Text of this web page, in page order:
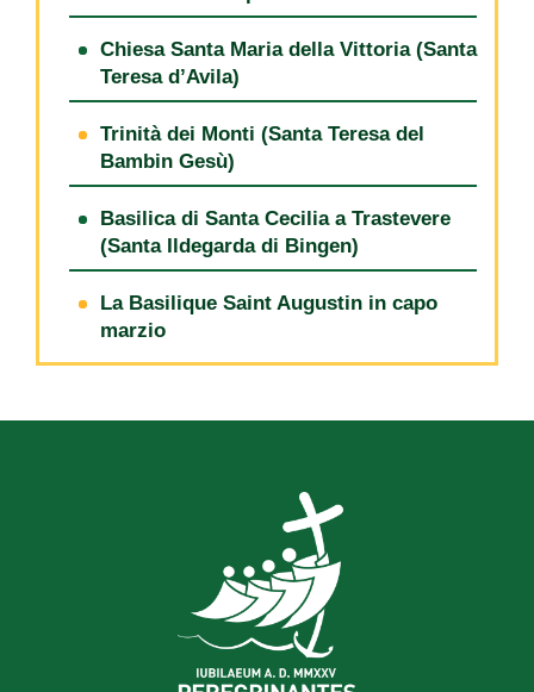
Chiesa Santa Maria della Vittoria (Santa
Teresa d’Avila)
Trinità dei Monti (Santa Teresa del
Bambin Gesù)
Basilica di Santa Cecilia a Trastevere
(Santa Ildegarda di Bingen)
La Basilique Saint Augustin in capo
marzio